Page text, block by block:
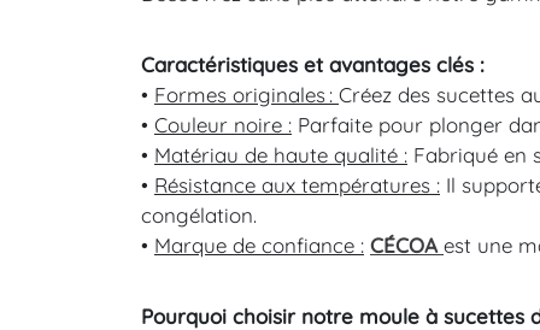
Caractéristiques et avantages clés :
• Formes originales : Créez des sucettes
• Couleur noire : Parfaite pour plonger
• Matériau de haute qualité : Fabriqué en
• Résistance aux températures : Il
congélation.
• Marque de confiance : CÉCOA est une
Pourquoi choisir notre moule à sucettes